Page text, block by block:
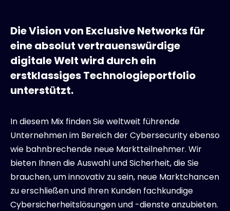
Die Vision von Exclusive Networks für
eine absolut vertrauenswürdige
digitale Welt wird durch ein
erstklassiges Technologieportfolio
unterstützt.
In diesem Mix finden Sie weltweit führende
Unternehmen im Bereich der Cybersecurity ebenso
wie bahnbrechende neue Marktteilnehmer. Wir
bieten Ihnen die Auswahl und Sicherheit, die Sie
brauchen, um innovativ zu sein, neue Marktchancen
zu erschließen und Ihren Kunden fachkundige
Cybersicherheitslösungen und -dienste anzubieten.